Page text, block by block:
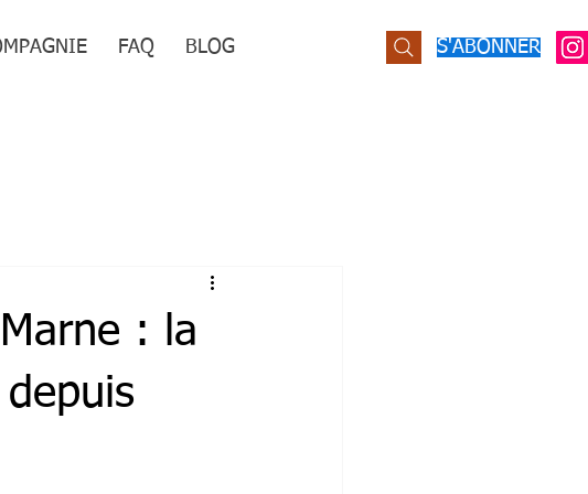
FAQ BLOG S'ABONNER
: la